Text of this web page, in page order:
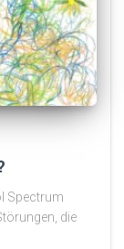
Spectrum
die